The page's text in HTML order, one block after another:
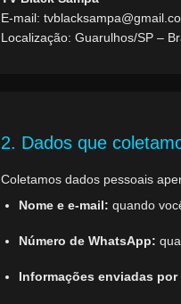
E-mail:
Localização: Guarulhos/SP –
2. Dados que
Coletamos dados pessoais
Nome e e-mail: quando
Número de WhatsApp:
Informações enviadas